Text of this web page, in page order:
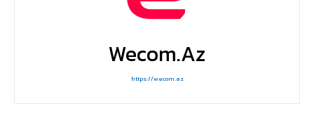
Wecom.az
https://wecom.az